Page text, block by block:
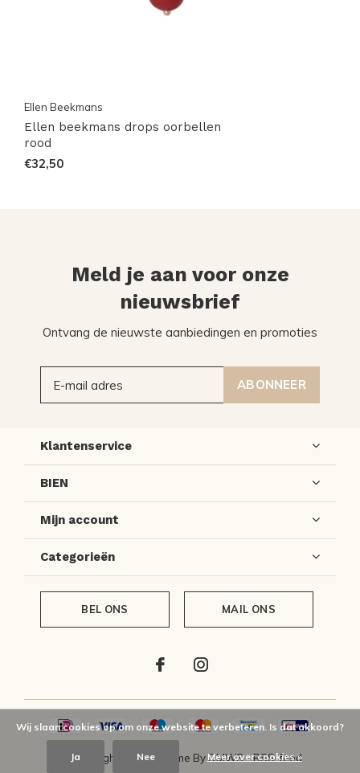
Ellen Beekmans
Ellen beekmans drops oorbellen
rood
€32,50
Meld je aan voor onze
nieuwsbrief
Ontvang de nieuwste aanbiedingen en promoties
ABONNEER
Klantenservice
BIEN
Mijn account
Categorieën
BEL ONS MAIL ONS
© Copyright 2026- Theme ByDMWS-RSS-feed
Wij slaan cookies op om onze website te verbeteren. Is dat akkoord?
Ja Nee Meer over cookies »